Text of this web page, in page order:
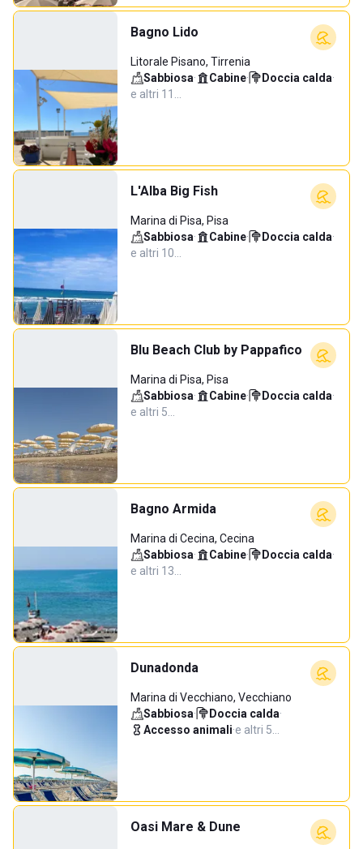
Bagno Lido
Litorale Pisano, Tirrenia
Sabbiosa· Cabine· Doccia calda·
e altri 11…
L'Alba Big Fish
Marina di Pisa, Pisa
Sabbiosa· Cabine· Doccia calda·
e altri 10…
Blu Beach Club by Pappafico
Marina di Pisa, Pisa
Sabbiosa· Cabine· Doccia calda·
e altri 5…
Bagno Armida
Marina di Cecina, Cecina
Sabbiosa· Cabine· Doccia calda·
e altri 13…
Dunadonda
Marina di Vecchiano, Vecchiano
Sabbiosa· Doccia calda·
Accesso animali·e altri 5…
Oasi Mare & Dune